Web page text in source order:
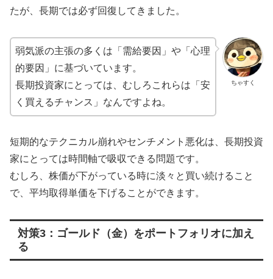
たが、長期では必ず回復してきました。
ちゃすく
弱気派の主張の多くは「需給要因」や「心理
的要因」に基づいています。
長期投資家にとっては、むしろこれらは「安
く買えるチャンス」なんですよね。
短期的なテクニカル崩れやセンチメント悪化は、長期投資
家にとっては時間軸で吸収できる問題です。
むしろ、株価が下がっている時に淡々と買い続けること
で、平均取得単価を下げることができます。
対策3：ゴールド（金）をポートフォリオに加え
る